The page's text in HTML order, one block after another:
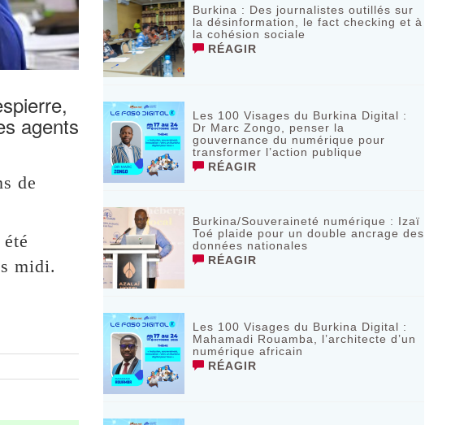
agents
de
midi.
Burkina : Des journalistes outillés sur
la désinformation, le fact checking et à
la cohésion sociale
RÉAGIR
Les 100 Visages du Burkina Digital :
Dr Marc Zongo, penser la
gouvernance du numérique pour
transformer l’action publique
RÉAGIR
Burkina/Souveraineté numérique : Izaï
Toé plaide pour un double ancrage des
données nationales
RÉAGIR
Les 100 Visages du Burkina Digital :
Mahamadi Rouamba, l’architecte d’un
numérique africain
RÉAGIR